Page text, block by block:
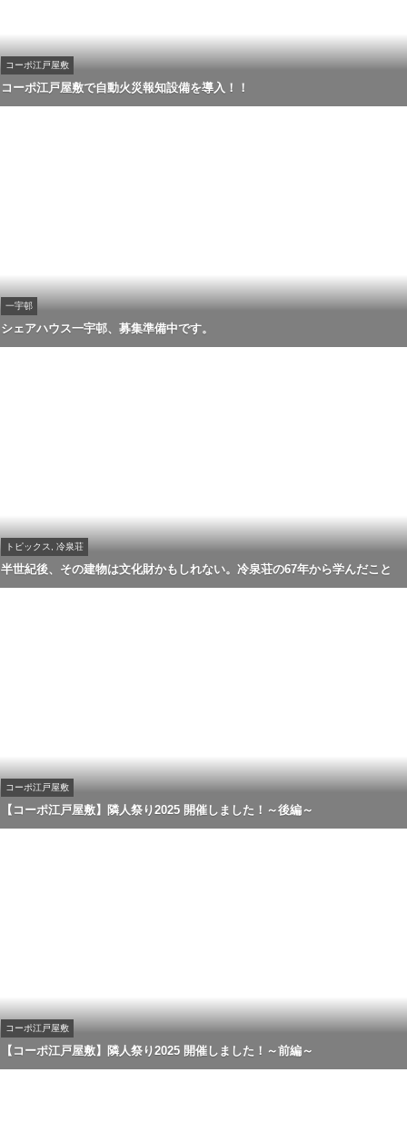
コーポ江戸屋敷
コーポ江戸屋敷で自動火災報知設備を導入！！
一宇邨
シェアハウス一宇邨、募集準備中です。
トピックス, 冷泉荘
半世紀後、その建物は文化財かもしれない。冷泉荘の67年から学んだこと
コーポ江戸屋敷
【コーポ江戸屋敷】隣人祭り2025 開催しました！～後編～
コーポ江戸屋敷
【コーポ江戸屋敷】隣人祭り2025 開催しました！～前編～